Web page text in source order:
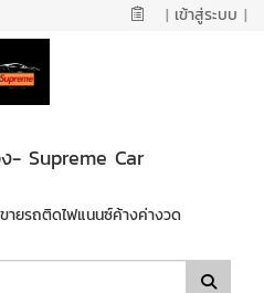
| เข้าสู่ระบบ |
- Supreme Car
ขายรถติดไฟแนนซ์ค้างค่างวด